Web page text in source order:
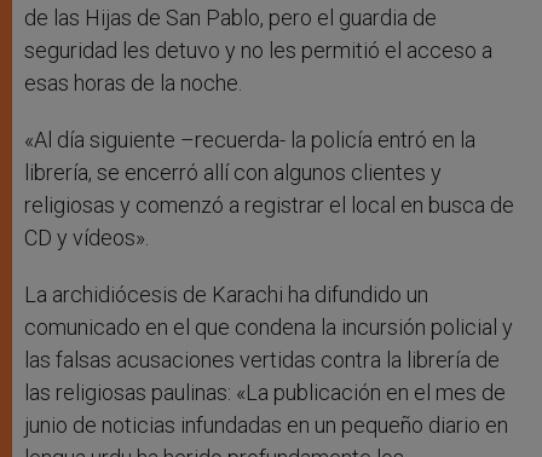
de las Hijas de San Pablo, pero el guardia de
seguridad les detuvo y no les permitió el acceso a
esas horas de la noche.
«Al día siguiente –recuerda- la policía entró en la
librería, se encerró allí con algunos clientes y
religiosas y comenzó a registrar el local en busca de
CD y vídeos».
La archidiócesis de Karachi ha difundido un
comunicado en el que condena la incursión policial y
las falsas acusaciones vertidas contra la librería de
las religiosas paulinas: «La publicación en el mes de
junio de noticias infundadas en un pequeño diario en